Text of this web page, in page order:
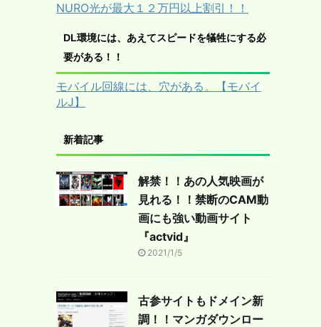
NURO光が最大１２万円以上割引！！
DL環境には、あえてスピードを犠牲にする必
要がある！！
モバイル回線には、穴がある。【モバイ
ルJ】
新着記事
解禁！！あの人気映画が
見れる！！禁断のCAM動
画にも強い動画サイト
『actvid』
2021/1/5
古参サイトもドメイン新
調！！マンガダウンロー